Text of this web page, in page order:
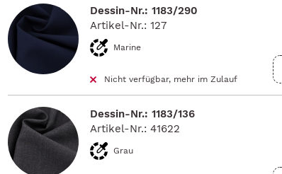
Dessin-Nr.: 1183/290
Artikel-Nr.: 127
Marine
Nicht verfügbar, mehr im Zulauf
Dessin-Nr.: 1183/136
Artikel-Nr.: 41622
Grau